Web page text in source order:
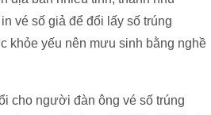
vé số giả để đổi lấy số trúng
khỏe yếu nên mưu sinh bằng nghề
cho người đàn ông vé số trúng